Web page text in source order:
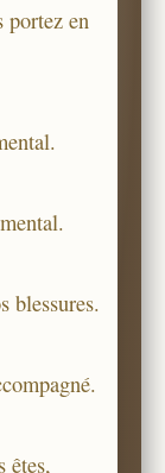
portez en
blessures.
êtes,